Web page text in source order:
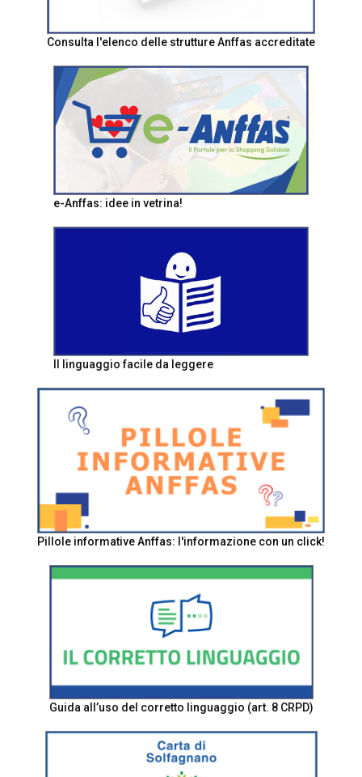
Consulta l'elenco delle strutture Anffas accreditate
e-Anffas: idee in vetrina!
Il linguaggio facile da leggere
Pillole informative Anffas: l'informazione con un click!
Guida all’uso del corretto linguaggio (art. 8 CRPD)